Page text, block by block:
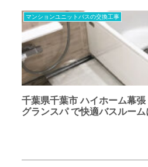
マンションユニットバスの交換工事
千葉県千葉市 ハイホーム幕
グランスパ で快適バスルーム